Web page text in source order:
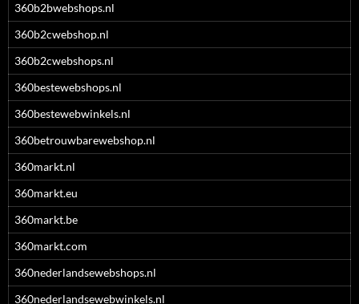
360b2bwebshops.nl
360b2cwebshop.nl
360b2cwebshops.nl
360bestewebshops.nl
360bestewebwinkels.nl
360betrouwbarewebshop.nl
360markt.nl
360markt.eu
360markt.be
360markt.com
360nederlandsewebshops.nl
360nederlandsewebwinkels.nl